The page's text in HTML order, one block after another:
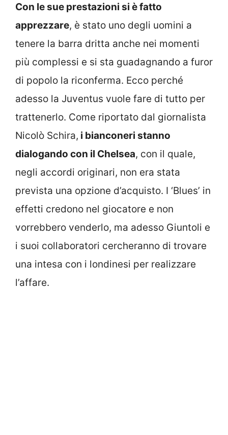
Con le sue prestazioni si è fatto
apprezzare, è stato uno degli uomini a
tenere la barra dritta anche nei momenti
più complessi e si sta guadagnando a furor
di popolo la riconferma. Ecco perché
adesso la Juventus vuole fare di tutto per
trattenerlo. Come riportato dal giornalista
Nicolò Schira, i bianconeri stanno
dialogando con il Chelsea, con il quale,
negli accordi originari, non era stata
prevista una opzione d’acquisto. I ‘Blues’ in
effetti credono nel giocatore e non
vorrebbero venderlo, ma adesso Giuntoli e
i suoi collaboratori cercheranno di trovare
una intesa con i londinesi per realizzare
l’affare.